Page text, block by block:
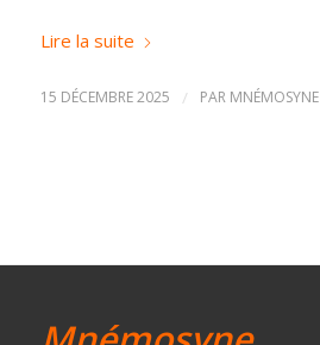
Lire la suite
15 DÉCEMBRE 2025 / PAR MNÉMOSYNE